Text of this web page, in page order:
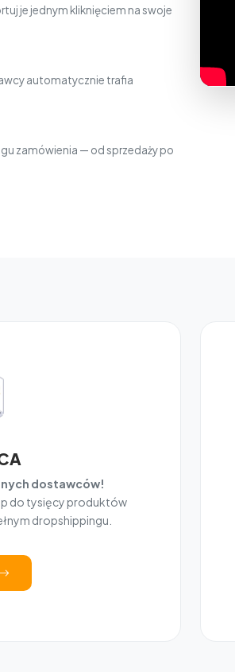
je jednym kliknięciem na swoje
automatycznie trafia
zamówienia — od sprzedaży po
dostawców!
do tysięcy produktów
dropshippingu.